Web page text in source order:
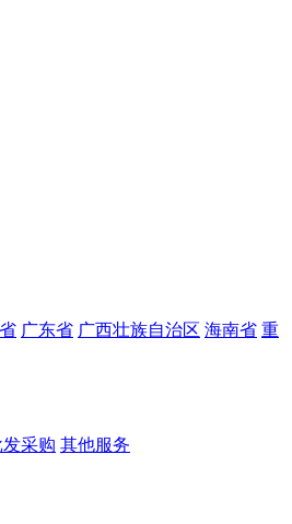
广东省 广西壮族自治区 海南省 重
采购 其他服务